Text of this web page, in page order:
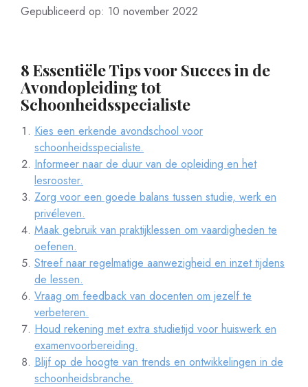
Gepubliceerd op: 10 november 2022
8 Essentiële Tips voor Succes in de
Avondopleiding tot
Schoonheidsspecialiste
Kies een erkende avondschool voor
schoonheidsspecialiste.
Informeer naar de duur van de opleiding en het
lesrooster.
Zorg voor een goede balans tussen studie, werk en
privéleven.
Maak gebruik van praktijklessen om vaardigheden te
oefenen.
Streef naar regelmatige aanwezigheid en inzet tijdens
de lessen.
Vraag om feedback van docenten om jezelf te
verbeteren.
Houd rekening met extra studietijd voor huiswerk en
examenvoorbereiding.
Blijf op de hoogte van trends en ontwikkelingen in de
schoonheidsbranche.